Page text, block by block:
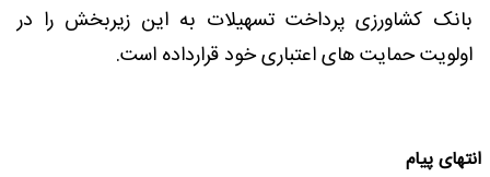
بانک کشاورزی پرداخت تسهیلات به این زیربخش را در
اولویت حمایت های اعتباری خود قرارداده است.
انتهای پیام